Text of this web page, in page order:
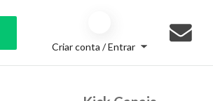
Criar conta / Entrar